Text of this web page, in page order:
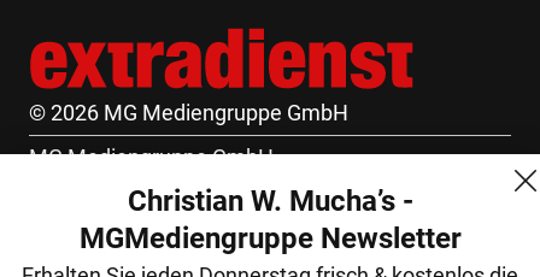
© 2026 MG Mediengruppe GmbH
MG Mediengruppe GmbH
Burgring 1/7
1010 Wien
Christian W. Mucha’s -
MGMediengruppe Newsletter